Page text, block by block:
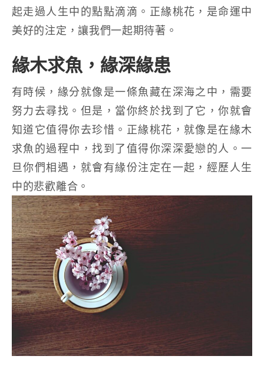
起走過人生中的點點滴滴。正緣桃花，是命運中
美好的注定，讓我們一起期待著。
緣木求魚，緣深緣患
有時候，緣分就像是一條魚藏在深海之中，需要
努力去尋找。但是，當你終於找到了它，你就會
知道它值得你去珍惜。正緣桃花，就像是在緣木
求魚的過程中，找到了值得你深深愛戀的人。一
旦你們相遇，就會有緣份注定在一起，經歷人生
中的悲歡離合。